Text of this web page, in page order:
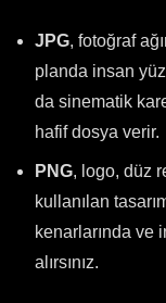
JPG, fotoğraf
planda insan
da sinematik
hafif dosya verir.
PNG, logo, düz
kullanılan
kenarlarında ve
alırsınız.